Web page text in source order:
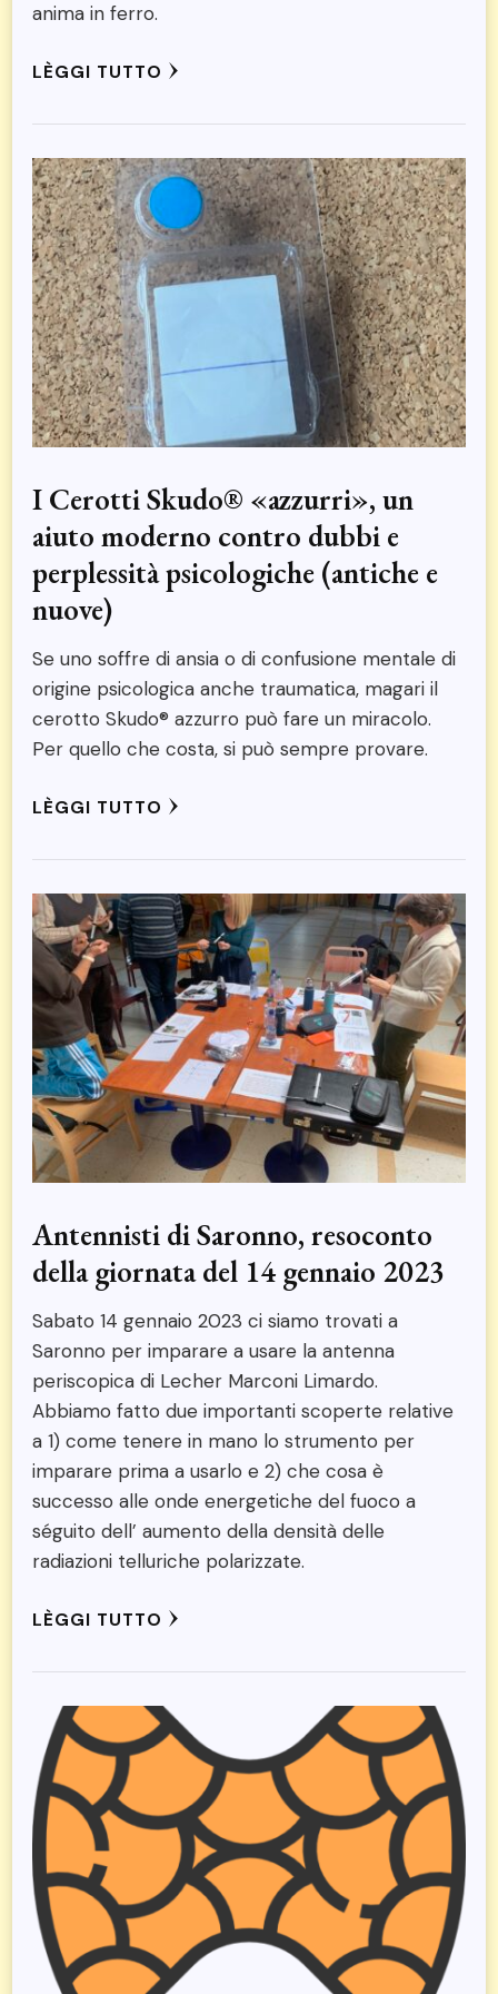
anima in ferro.
LÈGGI TUTTO
I Cerotti Skudo® «azzurri», un
aiuto moderno contro dubbi e
perplessità psicologiche (antiche e
nuove)
Se uno soffre di ansia o di confusione mentale di
origine psicologica anche traumatica, magari il
cerotto Skudo® azzurro può fare un miracolo.
Per quello che costa, si può sempre provare.
LÈGGI TUTTO
Antennisti di Saronno, resoconto
della giornata del 14 gennaio 2023
Sabato 14 gennaio 2023 ci siamo trovati a
Saronno per imparare a usare la antenna
periscopica di Lecher Marconi Limardo.
Abbiamo fatto due importanti scoperte relative
a 1) come tenere in mano lo strumento per
imparare prima a usarlo e 2) che cosa è
successo alle onde energetiche del fuoco a
séguito dell’ aumento della densità delle
radiazioni telluriche polarizzate.
LÈGGI TUTTO